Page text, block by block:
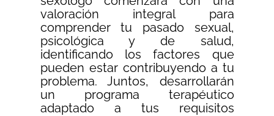
valoración integral para
comprender tu pasado sexual,
psicológica y de salud,
identificando los factores que
pueden estar contribuyendo a tu
problema. Juntos, desarrollarán
un programa terapéutico
adaptado a tus requisitos